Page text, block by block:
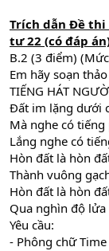
Trích dẫn Đề thi
tư 22 (có đáp
B.2 (3 điểm)
Em hãy soạn
TIẾNG HÁT
Đất im lặng dưới
Mà nghe có
Lắng nghe có
Hòn đất là hòn
Thành vuông
Hòn đất là hòn
Qua nghìn độ lửa
Yêu cầu:
- Phông chữ